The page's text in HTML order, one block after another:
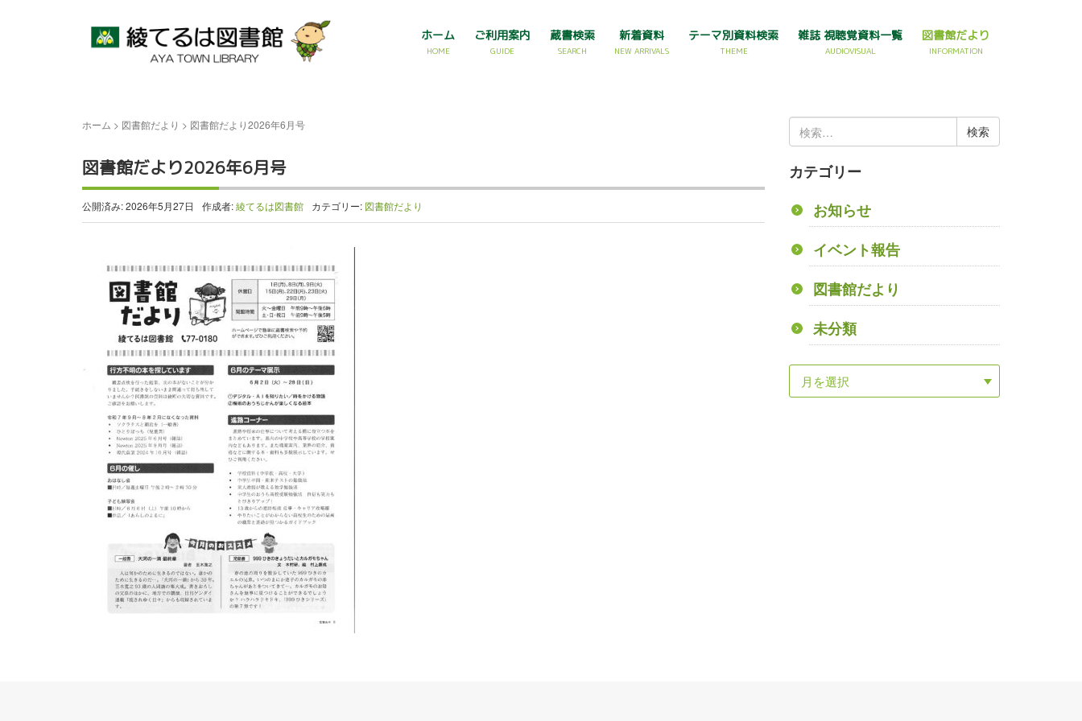
ホーム
HOME
ご利用案内
GUIDE
蔵書検索
SEARCH
新着資料
NEW ARRIVALS
テーマ別資料検索
THEME
雑誌 視聴覚資料一覧
AUDIOVISUAL
図書館だより
INFORMATION
ホーム > 図書館だより > 図書館だより2026年6月号
図書館だより2026年6月号
公開済み: 2026年5月27日 作成者:綾てるは図書館 カテゴリー: 図書館だより
索:
カテゴリー
お知らせ
イベント報告
図書館だより
未分類